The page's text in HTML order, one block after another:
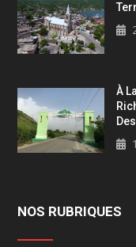
À
NOS RUBRIQUES